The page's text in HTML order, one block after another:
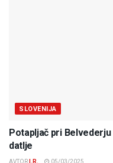
SLOVENIJA
Potapljač pri
datlje
AVTOR I.R. 05/03/2025